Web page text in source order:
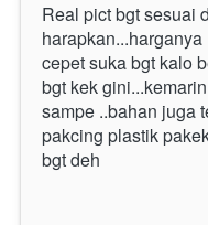
Real pict bgt sesuai
cepet suka bgt kalo
bgt kek
sampe ..bahan juga
pakcing plastik
bgt deh